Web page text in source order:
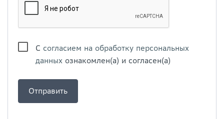
С согласием на обработку персональных
данных ознакомлен(а) и согласен(а)